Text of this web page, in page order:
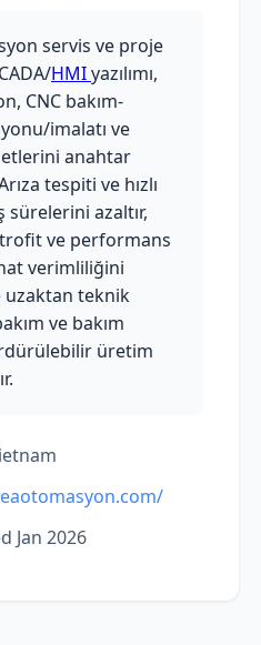
servis ve proje
HMIyazılımı,
CNC bakım-
imalatı ve
anahtar
tespiti ve hızlı
azaltır,
ve performans
verimliliğini
uzaktan teknik
ve bakım
üretim
Jan 2026